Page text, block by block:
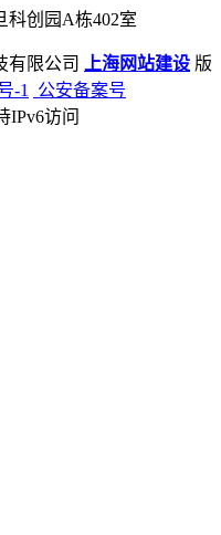
科创园A栋402室
有限公司 上海网站建设 版
-1
公安备案号